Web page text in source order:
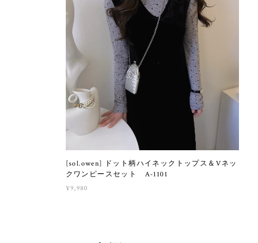
[sol.owen] ドット柄ハイネックトップス＆Vネッ
クワンピースセット A-1101
¥9,980